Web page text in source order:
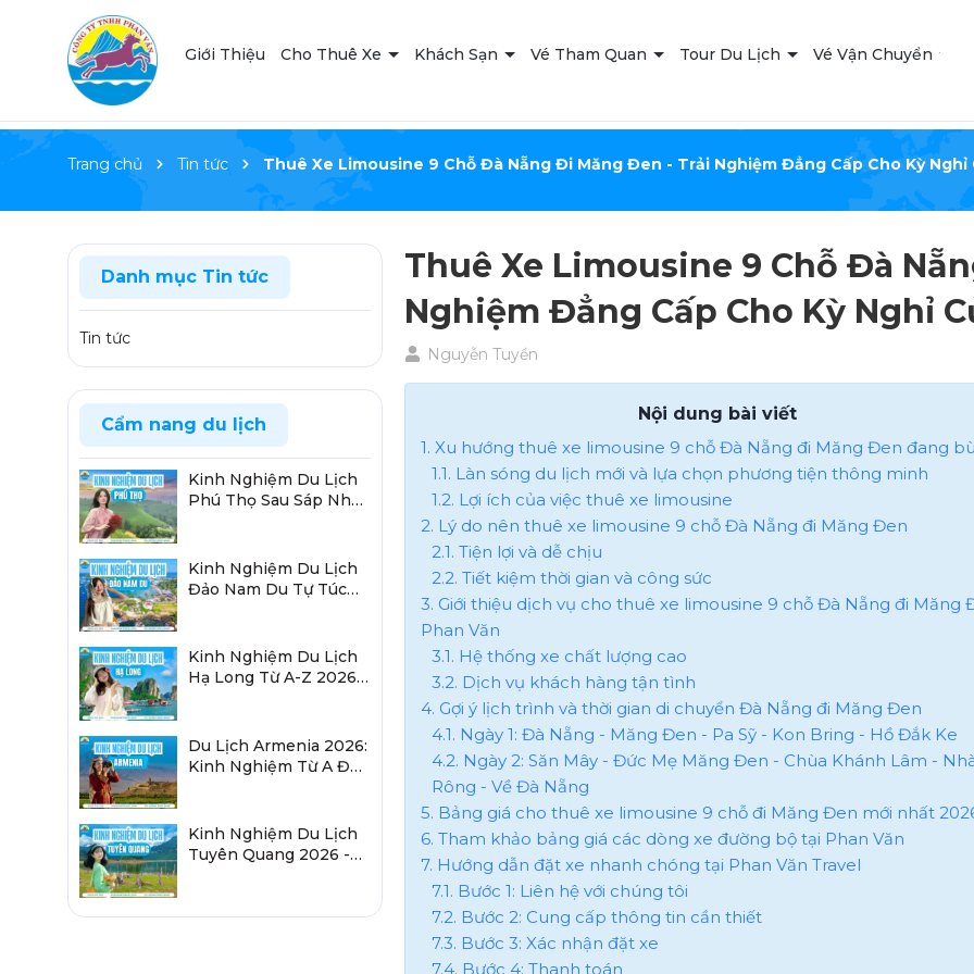
Giới Thiệu Cho Thuê Xe Khách Sạn Vé Tham Quan Tour Du Lịch Vé Vận Chuyển
Trang chủ Tin tức Thuê Xe Limousine 9 Chỗ Đà Nẵng Đi Măng Đen - Trải Nghiệm Đẳng Cấp Cho Kỳ Nghỉ
Thuê Xe Limousine 9 Chỗ Đà
Nghiệm Đẳng Cấp Cho Kỳ Nghỉ
Nguyễn Tuyền
Nội dung bài viết
1. Xu hướng thuê xe limousine 9 chỗ Đà Nẵng đi Măng Đen đang
1.1. Làn sóng du lịch mới và lựa chọn phương tiện thông minh
1.2. Lợi ích của việc thuê xe limousine
2. Lý do nên thuê xe limousine 9 chỗ Đà Nẵng đi Măng Đen
2.1. Tiện lợi và dễ chịu
2.2. Tiết kiệm thời gian và công sức
3. Giới thiệu dịch vụ cho thuê xe limousine 9 chỗ Đà Nẵng đi Măng
Phan Văn
3.1. Hệ thống xe chất lượng cao
3.2. Dịch vụ khách hàng tận tình
4. Gợi ý lịch trình và thời gian di chuyển Đà Nẵng đi Măng Đen
4.1. Ngày 1: Đà Nẵng - Măng Đen - Pa Sỹ - Kon Bring - Hồ Đắk Ke
4.2. Ngày 2: Săn Mây - Đức Mẹ Măng Đen - Chùa Khánh Lâm -
Rông - Về Đà Nẵng
5. Bảng giá cho thuê xe limousine 9 chỗ đi Măng Đen mới nhất
6. Tham khảo bảng giá các dòng xe đường bộ tại Phan Văn
7. Hướng dẫn đặt xe nhanh chóng tại Phan Văn Travel
7.1. Bước 1: Liên hệ với chúng tôi
7.2. Bước 2: Cung cấp thông tin cần thiết
7.3. Bước 3: Xác nhận đặt xe
7.4. Bước 4: Thanh toán
Danh mục Tin tức
Tin tức
Cẩm nang du lịch
Kinh Nghiệm Du Lịch
Phú Thọ Sau Sáp Nhập
Kinh Nghiệm Du Lịch
Đảo Nam Du Tự Túc
Kinh Nghiệm Du Lịch
Hạ Long Từ A-Z 2026:
Du Lịch Armenia 2026:
Kinh Nghiệm Từ A Đến
Kinh Nghiệm Du Lịch
Tuyên Quang 2026 -